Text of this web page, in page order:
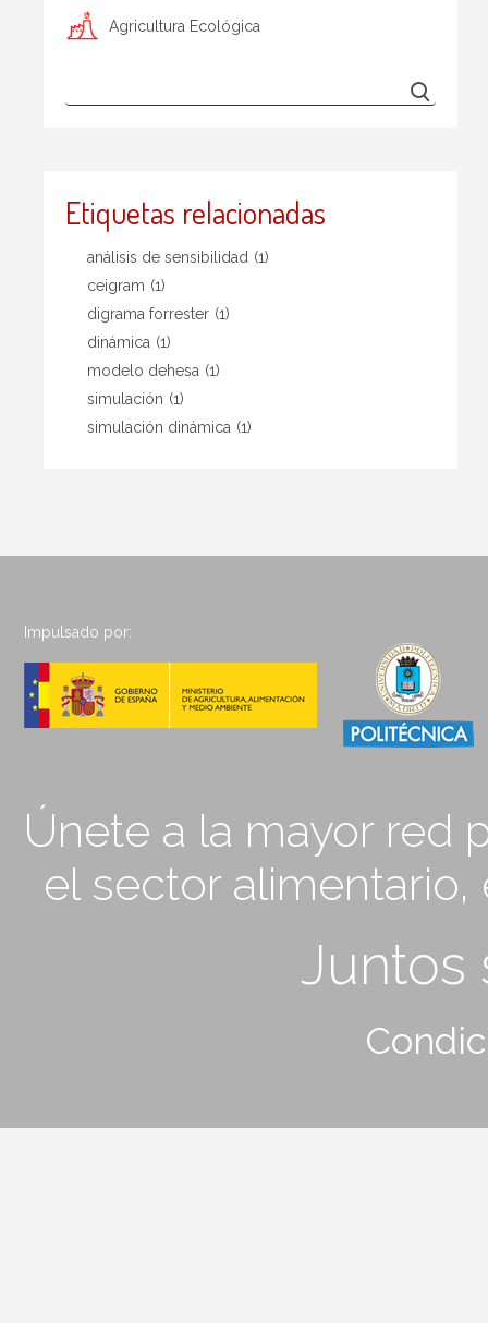
Agricultura Ecológica
Etiquetas relacionadas
análisis de sensibilidad (1)
ceigram (1)
digrama forrester (1)
dinámica (1)
modelo dehesa (1)
simulación (1)
simulación dinámica (1)
Impulsado por:
Únete a la mayor red
el sector
Juntos